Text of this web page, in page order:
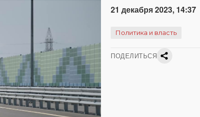
21 декабря 2023, 14:37
Политика и власть
ПОДЕЛИТЬСЯ